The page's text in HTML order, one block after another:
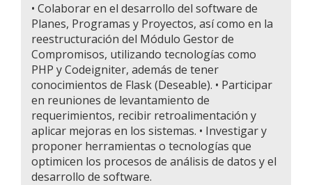
• Colaborar en el desarrollo del software de
Planes, Programas y Proyectos, así como en la
reestructuración del Módulo Gestor de
Compromisos, utilizando tecnologías como
PHP y Codeigniter, además de tener
conocimientos de Flask (Deseable). • Participar
en reuniones de levantamiento de
requerimientos, recibir retroalimentación y
aplicar mejoras en los sistemas. • Investigar y
proponer herramientas o tecnologías que
optimicen los procesos de análisis de datos y el
desarrollo de software.